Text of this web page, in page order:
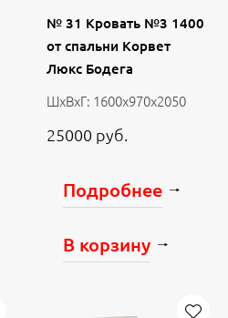
№ 31 Кровать №3 1400
от спальни Корвет
Люкс Бодега
ШхВхГ: 1600х970х2050
25000 руб.
Подробнее
В корзину